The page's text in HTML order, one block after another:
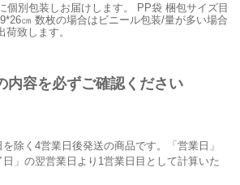
別包装しお届けします。
PP袋 梱包サイズ目
㎝ 数枚の場合はビニール包装/量が多い場合
荷致します。
内容を必ずご確認ください
を除く4営業日後発送の商品です。「営業日」
」の翌営業日より1営業日目として計算いた